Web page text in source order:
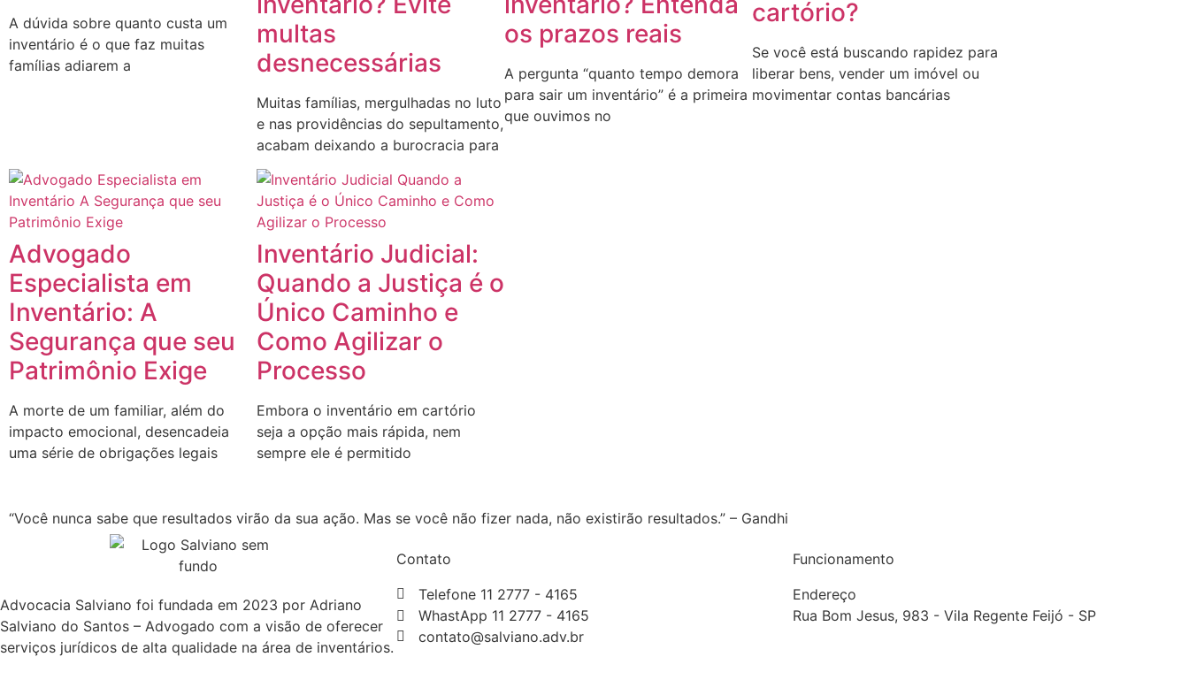
A dúvida sobre quanto custa um
inventário é o que faz muitas
famílias adiarem a
multas
desnecessárias
Muitas famílias, mergulhadas no luto
e nas providências do sepultamento,
acabam deixando a burocracia para
os prazos reais
A pergunta “quanto tempo demora
para sair um inventário” é a primeira
que ouvimos no
cartório?
Se você está buscando rapidez para
liberar bens, vender um imóvel ou
movimentar contas bancárias
Advogado
Especialista em
Inventário: A
Segurança que seu
Patrimônio Exige
A morte de um familiar, além do
impacto emocional, desencadeia
uma série de obrigações legais
Inventário Judicial:
Quando a Justiça é o
Único Caminho e
Como Agilizar o
Processo
Embora o inventário em cartório
seja a opção mais rápida, nem
sempre ele é permitido
“Você nunca sabe que resultados virão da sua ação. Mas se você não fizer nada, não existirão resultados.” – Gandhi
Advocacia Salviano foi fundada em 2023 por Adriano
Salviano do Santos – Advogado com a visão de oferecer
serviços jurídicos de alta qualidade na área de inventários.
Contato
Telefone 11 2777 - 4165
WhastApp 11 2777 - 4165
contato@salviano.adv.br
Funcionamento
Endereço
Rua Bom Jesus, 983 - Vila Regente Feijó - SP